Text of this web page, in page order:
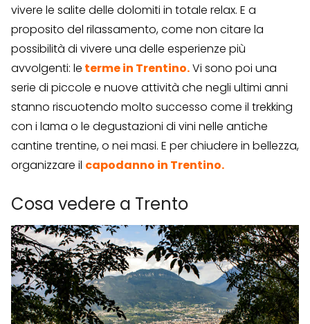
vivere le salite delle dolomiti in totale relax. E a
proposito del rilassamento, come non citare la
possibilità di vivere una delle esperienze più
avvolgenti: le terme in Trentino.Vi sono poi una
serie di piccole e nuove attività che negli ultimi anni
stanno riscuotendo molto successo come il trekking
con i lama o le degustazioni di vini nelle antiche
cantine trentine, o nei masi. E per chiudere in bellezza,
organizzare il capodanno in Trentino.
Cosa vedere a Trento